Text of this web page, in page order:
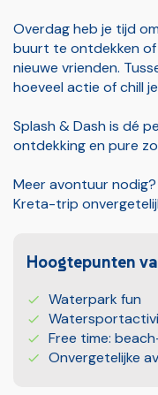
Overdag heb je tijd
buurt te ontdekken
nieuwe vrienden.
hoeveel actie of chill
Splash & Dash is dé
ontdekking en pure
Meer avontuur nodig?
Kreta-trip
Hoogtepunten
Waterpark fun
Free time:
Onvergetelijke